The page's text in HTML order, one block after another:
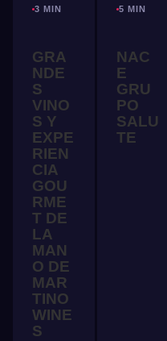
3 MIN
GRA
NDE
S
VINO
S Y
EXPE
RIEN
CIA
GOU
RME
T DE
LA
MAN
O DE
MAR
TINO
WINE
S
5 MIN
NAC
E
GRU
PO
SALU
TE